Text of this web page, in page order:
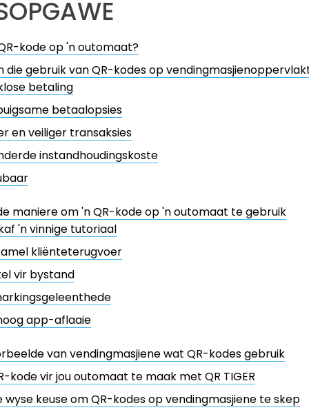
kode op 'n outomaat?
die gebruik van QR-kodes op
betaling
betaalopsies
en veiliger transaksies
instandhoudingskoste
maniere om 'n QR-kode op 'n outomaat te gebruik
'n vinnige tutoriaal
kliënteterugvoer
vir bystand
app-aflaaie
van vendingmasjiene wat QR-kodes gebruik
kode vir jou outomaat te maak met QR TIGER
wyse keuse om QR-kodes op vendingmasjiene te skep